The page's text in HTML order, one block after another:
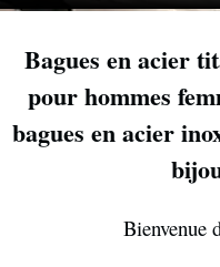
Bagues en acier
pour hommes
bagues en acier
Bienvenue